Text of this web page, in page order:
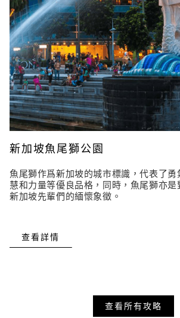
新加坡魚尾獅公園
魚尾獅作爲新加坡的城市標識，代表了勇
慧和力量等優良品格，同時，魚尾獅亦是
新加坡先輩們的緬懷象徵。
查看詳情
查看所有攻略